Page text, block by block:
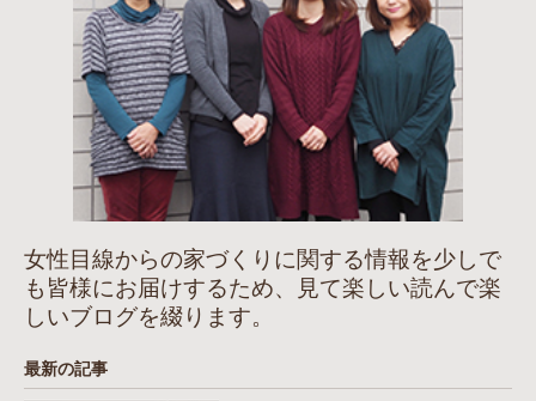
女性目線からの家づくりに関する情報を少しで
も皆様にお届けするため、見て楽しい読んで楽
しいブログを綴ります。
最新の記事